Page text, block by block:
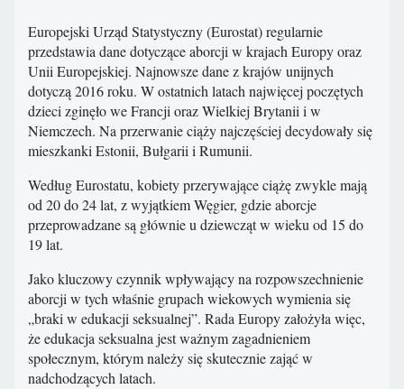
Europejski Urząd Statystyczny (Eurostat) regularnie
przedstawia dane dotyczące aborcji w krajach Europy oraz
Unii Europejskiej. Najnowsze dane z krajów unijnych
dotyczą 2016 roku. W ostatnich latach najwięcej poczętych
dzieci zginęło we Francji oraz Wielkiej Brytanii i w
Niemczech. Na przerwanie ciąży najczęściej decydowały się
mieszkanki Estonii, Bułgarii i Rumunii.
Według Eurostatu, kobiety przerywające ciążę zwykle mają
od 20 do 24 lat, z wyjątkiem Węgier, gdzie aborcje
przeprowadzane są głównie u dziewcząt w wieku od 15 do
19 lat.
Jako kluczowy czynnik wpływający na rozpowszechnienie
aborcji w tych właśnie grupach wiekowych wymienia się
„braki w edukacji seksualnej”. Rada Europy założyła więc,
że edukacja seksualna jest ważnym zagadnieniem
społecznym, którym należy się skutecznie zająć w
nadchodzących latach.